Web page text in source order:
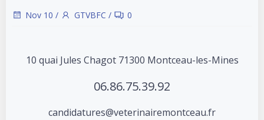
Nov 10 / GTVBFC / 0
10 quai Jules Chagot 71300 Montceau-les-Mines
06.86.75.39.92
candidatures@veterinairemontceau.fr